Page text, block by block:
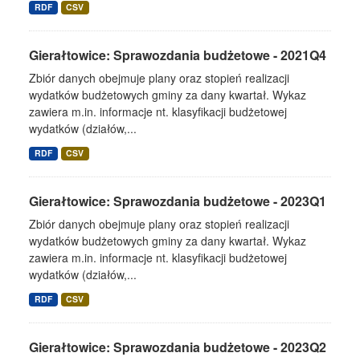
RDF CSV
Gierałtowice: Sprawozdania budżetowe - 2021Q4
Zbiór danych obejmuje plany oraz stopień realizacji
wydatków budżetowych gminy za dany kwartał. Wykaz
zawiera m.in. informacje nt. klasyfikacji budżetowej
wydatków (działów,...
RDF CSV
Gierałtowice: Sprawozdania budżetowe - 2023Q1
Zbiór danych obejmuje plany oraz stopień realizacji
wydatków budżetowych gminy za dany kwartał. Wykaz
zawiera m.in. informacje nt. klasyfikacji budżetowej
wydatków (działów,...
RDF CSV
Gierałtowice: Sprawozdania budżetowe - 2023Q2